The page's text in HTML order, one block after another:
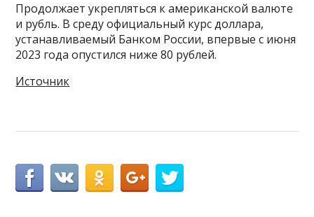
Продолжает укрепляться к американской валюте
и рубль. В среду официальный курс доллара,
устанавливаемый Банком России, впервые с июня
2023 года опустился ниже 80 рублей.
Источник